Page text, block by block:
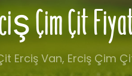
Çim Çit
Erciş Van, Erciş Çim